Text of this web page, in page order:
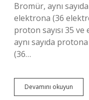
Bromür, aynı
elektrona (36
proton sayısı 35 ve
aynı sayıda
(36…
Devamını okuyun